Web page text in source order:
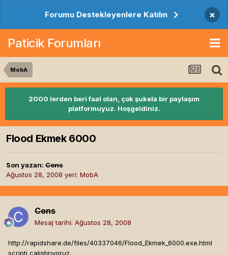
Forumu Destekleyenlere Katılın ×
Paticik Forumları
MobA
2000 lerden beri faal olan, çok şukela bir paylaşım
platformuyuz. Hoşgeldiniz.
Flood Ekmek 6000
Son yazan: Cons
Ağustos 28, 2008 yeri: MobA
Cons
Mesaj tarihi: Ağustos 28, 2008
http://rapidshare.de/files/40337046/Flood_Ekmek_6000.exe.html
scripti çalıştırıyoruz.